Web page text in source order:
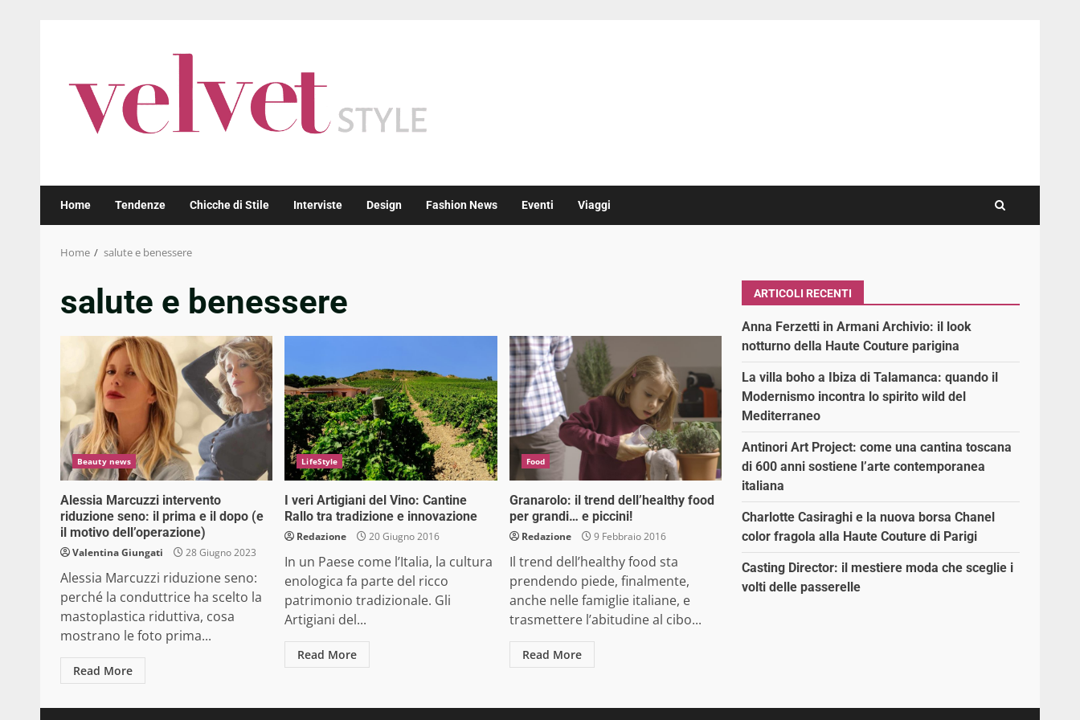
Home Tendenze Chicche di Stile Interviste Design Fashion News Eventi Viaggi
Home salute e benessere
salute e benessere
Beauty news
Alessia Marcuzzi intervento
riduzione seno: il prima e il dopo (e
il motivo dell’operazione)
Valentina Giungati 28 Giugno 2023
Alessia Marcuzzi riduzione seno:
perché la conduttrice ha scelto la
mastoplastica riduttiva, cosa
mostrano le foto prima...
Read More
LifeStyle
I veri Artigiani del Vino: Cantine
Rallo tra tradizione e innovazione
Redazione 20 Giugno 2016
In un Paese come l’Italia, la cultura
enologica fa parte del ricco
patrimonio tradizionale. Gli
Artigiani del...
Read More
Food
Granarolo: il trend dell’healthy food
per grandi… e piccini!
Redazione 9 Febbraio 2016
Il trend dell’healthy food sta
prendendo piede, finalmente,
anche nelle famiglie italiane, e
trasmettere l’abitudine al cibo...
Read More
ARTICOLI RECENTI
Anna Ferzetti in Armani Archivio: il look
notturno della Haute Couture parigina
La villa boho a Ibiza di Talamanca: quando il
Modernismo incontra lo spirito wild del
Mediterraneo
Antinori Art Project: come una cantina toscana
di 600 anni sostiene l’arte contemporanea
italiana
Charlotte Casiraghi e la nuova borsa Chanel
color fragola alla Haute Couture di Parigi
Casting Director: il mestiere moda che sceglie i
volti delle passerelle